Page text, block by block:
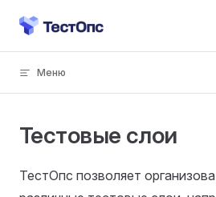
Skip to content
Тестовые слои
ТестОпс позволяет